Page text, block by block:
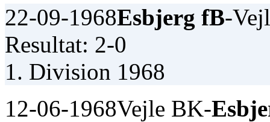
22-09-1968Esbjerg fB-
Resultat: 2-0
1. Division 1968
12-06-1968Vejle BK-